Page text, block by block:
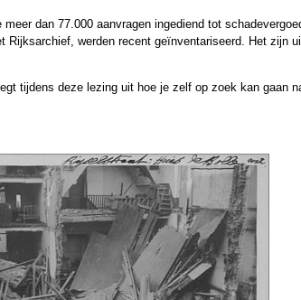
dan 77.000 aanvragen ingediend tot
werden recent geïnventariseerd. Het zijn
tijdens deze lezing uit hoe je zelf op zoek kan gaan